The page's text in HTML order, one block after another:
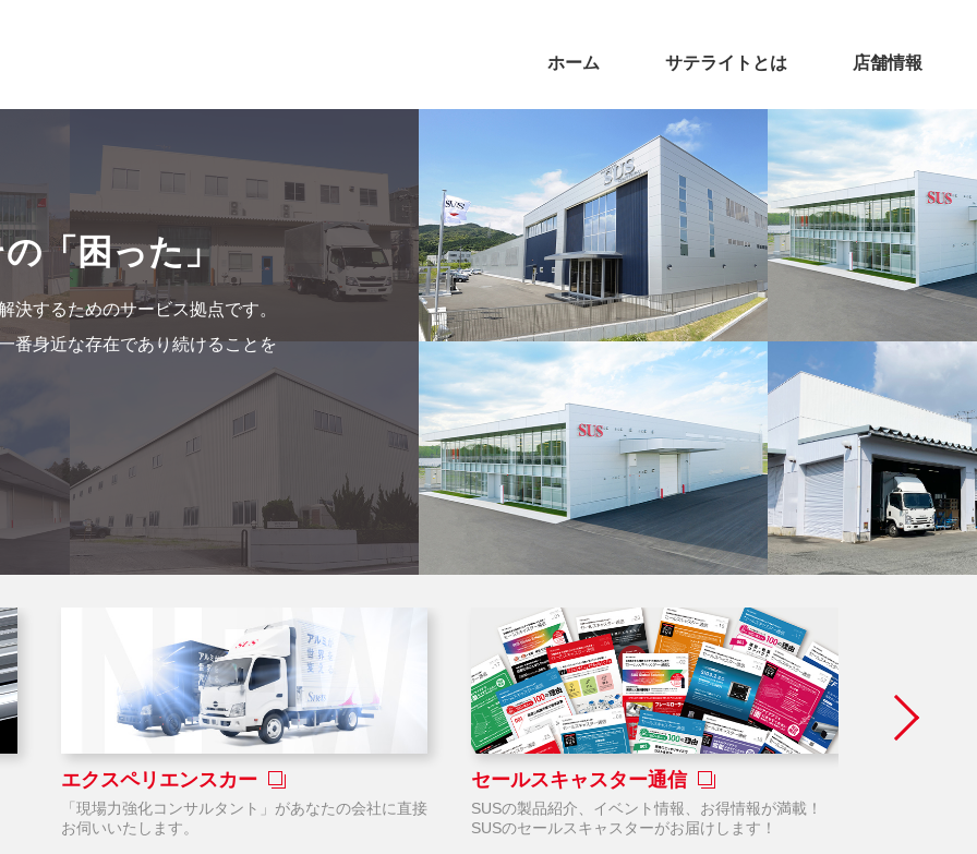
ホーム サテライトとは 店舗情報
「困った」
決するためのサービス拠点です。
番身近な存在であり続けることを
エクスペリエンスカー
「現場力強化コンサルタント」があなたの会社に直接
お伺いいたします。
セールスキャスター通信
SUSの製品紹介、イベント情報、お得情報が満載！
SUSのセールスキャスターがお届けします！